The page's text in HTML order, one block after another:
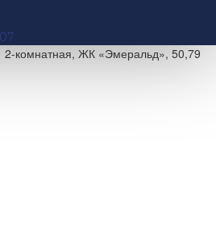
2-комнатная, ЖК «Эмеральд», 50,79